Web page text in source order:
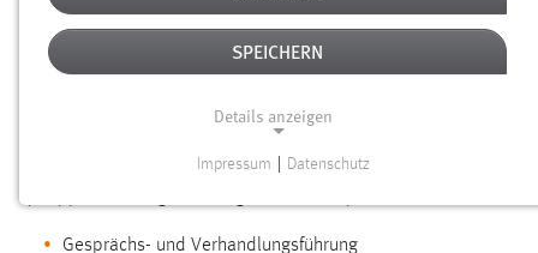
moderiere ich eine Gruppe und wie entsteht ein Team? Wie
können im Umgang miteinander Konflikte vermieden werden?
diesem Modul aufbauend auf den theoretischen Grundlagen
zahleiche Anwendungen einer effektiven Kommunikation. Sie
lernen gemeinsames Miteinander in Rollenspielen und
Gesprächs- und Verhandlungsführung
SPEICHERN
Details anzeigen
Impressum Datenschutz